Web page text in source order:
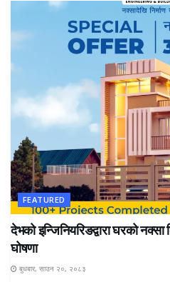
FEATURED
देभको इन्जिनियरिङद्वारा घरको
घोषणा
बुधबार, साउन २०, २०८३